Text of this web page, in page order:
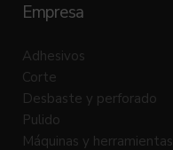
Empresa
Adhesivos
Corte
Desbaste y perforado
Pulido
Máquinas y herramientas